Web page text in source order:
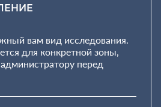
вам вид исследования.
для конкретной зоны,
перед